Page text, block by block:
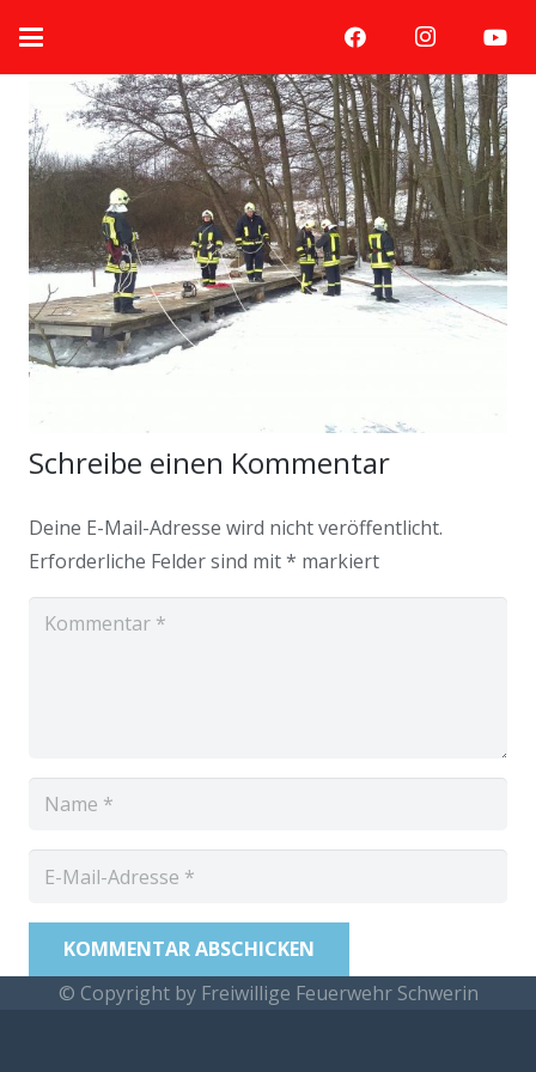
Schreibe einen Kommentar
Deine E-Mail-Adresse wird nicht veröffentlicht.
Erforderliche Felder sind mit* markiert
KOMMENTAR ABSCHICKEN
© Copyright by Freiwillige Feuerwehr Schwerin